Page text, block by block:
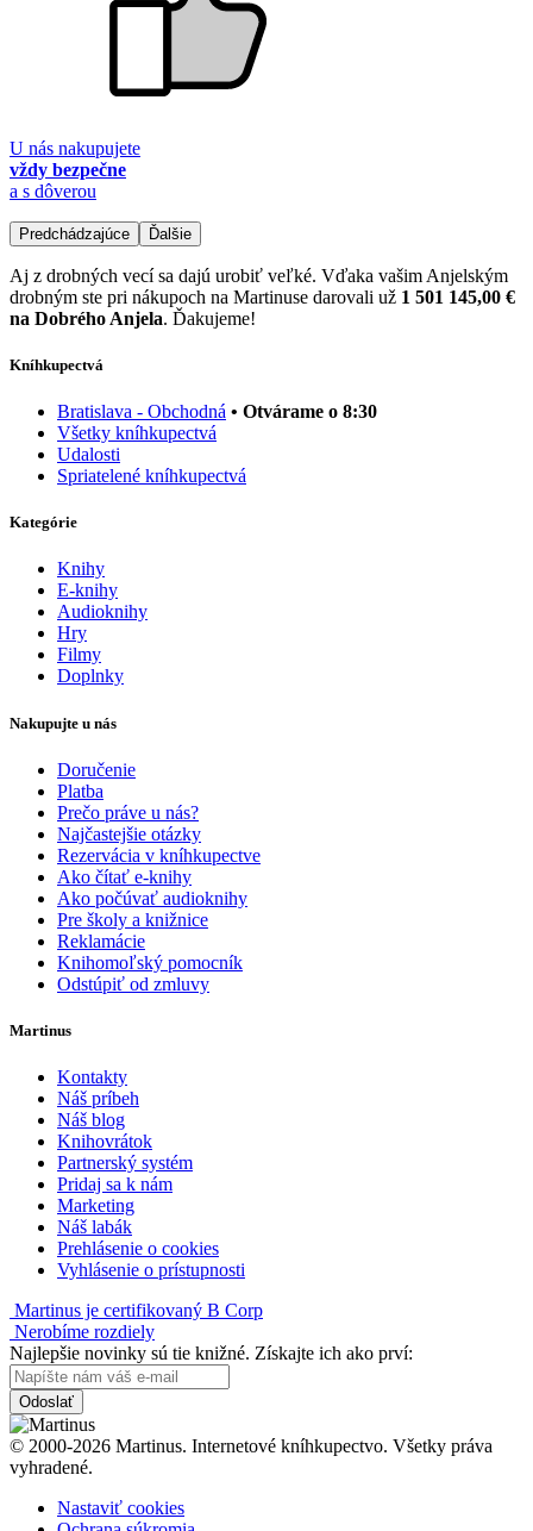
U nás nakupujete
vždy bezpečne
a s dôverou
Predchádzajúce Ďalšie
Aj z drobných vecí sa dajú urobiť veľké. Vďaka vašim Anjelským
drobným ste pri nákupoch na Martinuse darovali už 1 501 145,00 €
na Dobrého Anjela. Ďakujeme!
Kníhkupectvá
Bratislava - Obchodná • Otvárame o 8:30
Všetky kníhkupectvá
Udalosti
Spriatelené kníhkupectvá
Kategórie
Knihy
E-knihy
Audioknihy
Hry
Filmy
Doplnky
Nakupujte u nás
Doručenie
Platba
Prečo práve u nás?
Najčastejšie otázky
Rezervácia v kníhkupectve
Ako čítať e-knihy
Ako počúvať audioknihy
Pre školy a knižnice
Reklamácie
Knihomoľský pomocník
Odstúpiť od zmluvy
Martinus
Kontakty
Náš príbeh
Náš blog
Knihovrátok
Partnerský systém
Pridaj sa k nám
Marketing
Náš labák
Prehlásenie o cookies
Vyhlásenie o prístupnosti
Martinus je certifikovaný B Corp
Nerobíme rozdiely
Najlepšie novinky sú tie knižné. Získajte ich ako prví:
Odoslať
© 2000-2026 Martinus. Internetové kníhkupectvo. Všetky práva
vyhradené.
Nastaviť cookies